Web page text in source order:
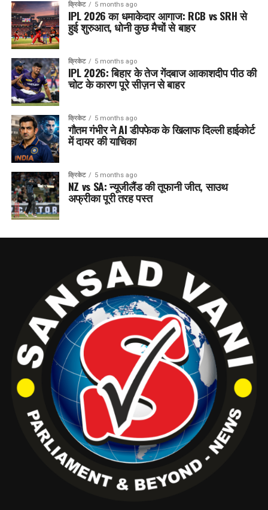
क्रिकेट 5 months ago
IPL 2026 का धमाकेदार आगाज: RCB vs SRH से
हुई शुरुआत, धोनी कुछ मैचों से बाहर
क्रिकेट 5 months ago
IPL 2026: बिहार के तेज गेंदबाज आकाशदीप पीठ की
चोट के कारण पूरे सीज़न से बाहर
क्रिकेट 5 months ago
गौतम गंभीर ने AI डीपफेक के खिलाफ दिल्ली हाईकोर्ट
में दायर की याचिका
क्रिकेट 5 months ago
NZ vs SA: न्यूजीलैंड की तूफानी जीत, साउथ
अफ्रीका पूरी तरह पस्त